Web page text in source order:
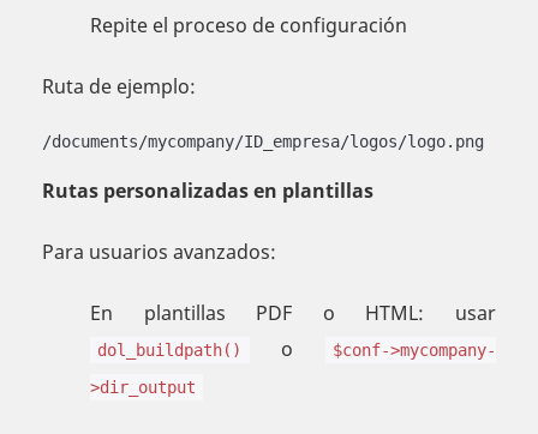
Repite el proceso de configuración
Ruta de ejemplo:
/documents/mycompany/ID_empresa/logos/logo.png
Rutas personalizadas en plantillas
Para usuarios avanzados:
En plantillas PDF o HTML: usar
dol_buildpath() o
$conf->mycompany-
>dir_output